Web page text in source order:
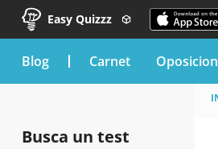
Easy Quizzz
blog Carnet
Busca un test